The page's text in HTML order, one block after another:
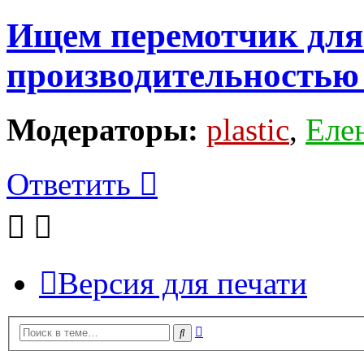
Ищем перемотчик
Модераторы: plastic,
Ответить
Версия для печати
Поиск